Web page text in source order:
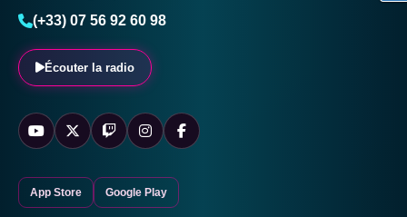
(+33) 07 56 92 60 98
Écouter la radio
App Store Google Play